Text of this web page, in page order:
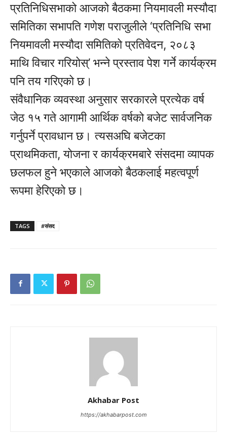
प्रतिनिधिसभाको आजको बैठकमा नियमावली मस्यौदा
समितिका सभापति गणेश पराजुलीले ‘प्रतिनिधि सभा
नियमावली मस्यौदा समितिको प्रतिवेदन, २०८३
माथि विचार गरियोस्’ भन्ने प्रस्ताव पेश गर्ने कार्यक्रम
पनि तय गरिएको छ।
संवैधानिक व्यवस्था अनुसार सरकारले प्रत्येक वर्ष
जेठ १५ गते आगामी आर्थिक वर्षको बजेट सार्वजनिक
गर्नुपर्ने प्रावधान छ। त्यसअघि बजेटका
प्राथमिकता, योजना र कार्यक्रमबारे संसदमा व्यापक
छलफल हुने भएकाले आजको बैठकलाई महत्वपूर्ण
रूपमा हेरिएको छ।
TAGS #संसद
Akhabar Post
https://akhabarpost.com